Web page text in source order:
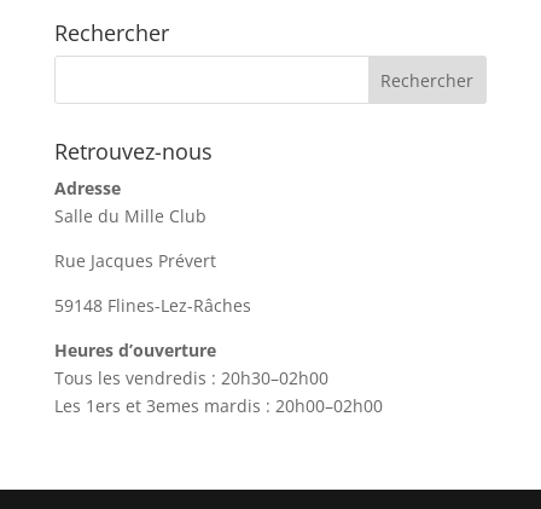
Rechercher
Retrouvez-nous
Adresse
Salle du Mille Club
Rue Jacques Prévert
59148 Flines-Lez-Râches
Heures d’ouverture
Tous les vendredis : 20h30–02h00
Les 1ers et 3emes mardis : 20h00–02h00